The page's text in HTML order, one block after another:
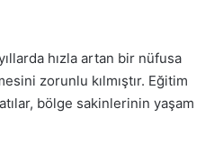
hızla artan bir nüfusa
zorunlu kılmıştır. Eğitim
bölge sakinlerinin yaşam